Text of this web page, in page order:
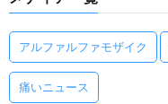
アルファルファモザイク
痛いニュース